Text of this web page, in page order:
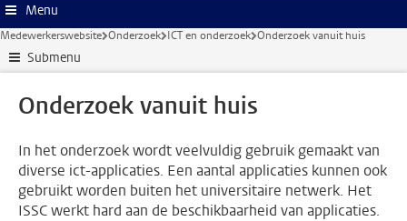
Menu
Medewerkerswebsite Onderzoek ICT en onderzoek Onderzoek vanuit huis
Submenu
Onderzoek vanuit huis
In het onderzoek wordt veelvuldig gebruik gemaakt van
diverse ict-applicaties. Een aantal applicaties kunnen ook
gebruikt worden buiten het universitaire netwerk. Het
ISSC werkt hard aan de beschikbaarheid van applicaties.